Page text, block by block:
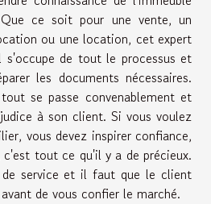
ce soit pour une vente, un
ou une location, cet expert
de tout le processus et
les documents nécessaires.
se passe convenablement et
à son client. Si vous voulez
vous devez inspirer confiance,
c'est tout ce qu'il y a de précieux.
service et il faut que le client
de vous confier le marché.